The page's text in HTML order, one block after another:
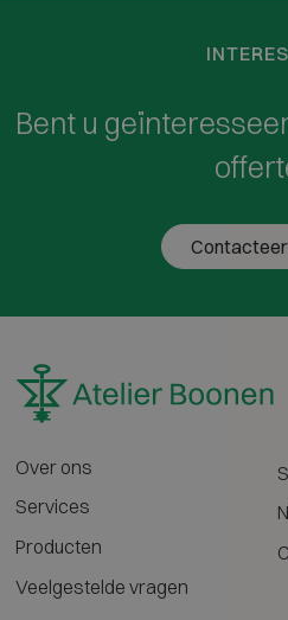
Bent u
Over ons
Services
Producten
Veelgestelde vragen